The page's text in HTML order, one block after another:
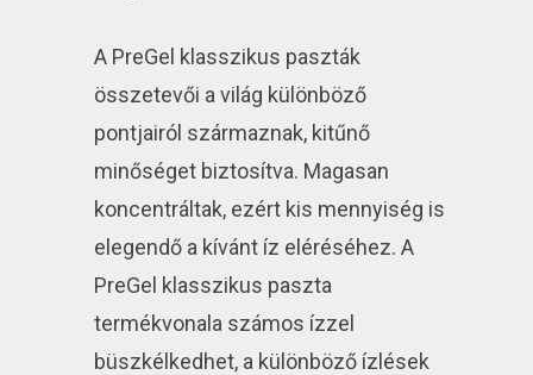
A PreGel klasszikus paszták
összetevői a világ különböző
pontjairól származnak, kitűnő
minőséget biztosítva. Magasan
koncentráltak, ezért kis mennyiség is
elegendő a kívánt íz eléréséhez. A
PreGel klasszikus paszta
termékvonala számos ízzel
büszkélkedhet, a különböző ízlések